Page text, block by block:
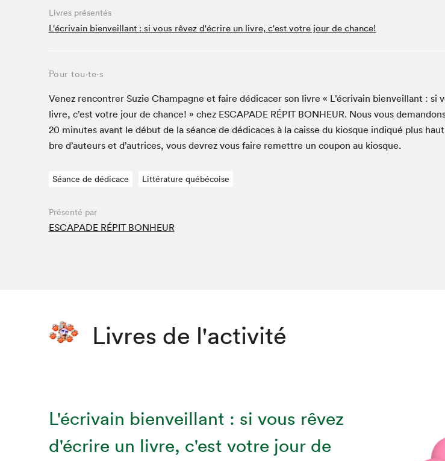
Café La Presse
Espace Côte-des-Neiges
Espace des tout-petits
La lecture en cadeau
Le grand jeu de lecture à voix haute du Salon du livre
de Montréal
Le Salon dans ta classe
Lettres québécoises au Salon
Liseur Public
Louisiane enracinée et branchée
Matinées scolaires Hydro-
Mur des illustrateur·rice·s
Narra
Livres présentés
L'écrivain bienveillant : si vous rêvez d'écrire un livre, c'est votre jour de chance!
Pour tou⋅te⋅s
Venez ren­con­tr­er Suzie Cham­pagne et faire dédi­cac­er son livre « L’écrivain bien­veil­lant : si
livre, c’est votre jour de chance! » chez ESCAPADE RÉPIT BON­HEUR. Nous vous
20 min­utes avant le début de la séance de dédi­caces à la caisse du kiosque indiqué plus
bre d’auteurs et d’autrices, vous devrez vous faire remet­tre un coupon au kiosque.
Séance de dédicace Littérature québécoise
Présenté par
ESCAPADE RÉPIT BONHEUR
Livres de l'activité
L'écrivain bienveillant : si vous rêvez
d'écrire un livre, c'est votre jour de